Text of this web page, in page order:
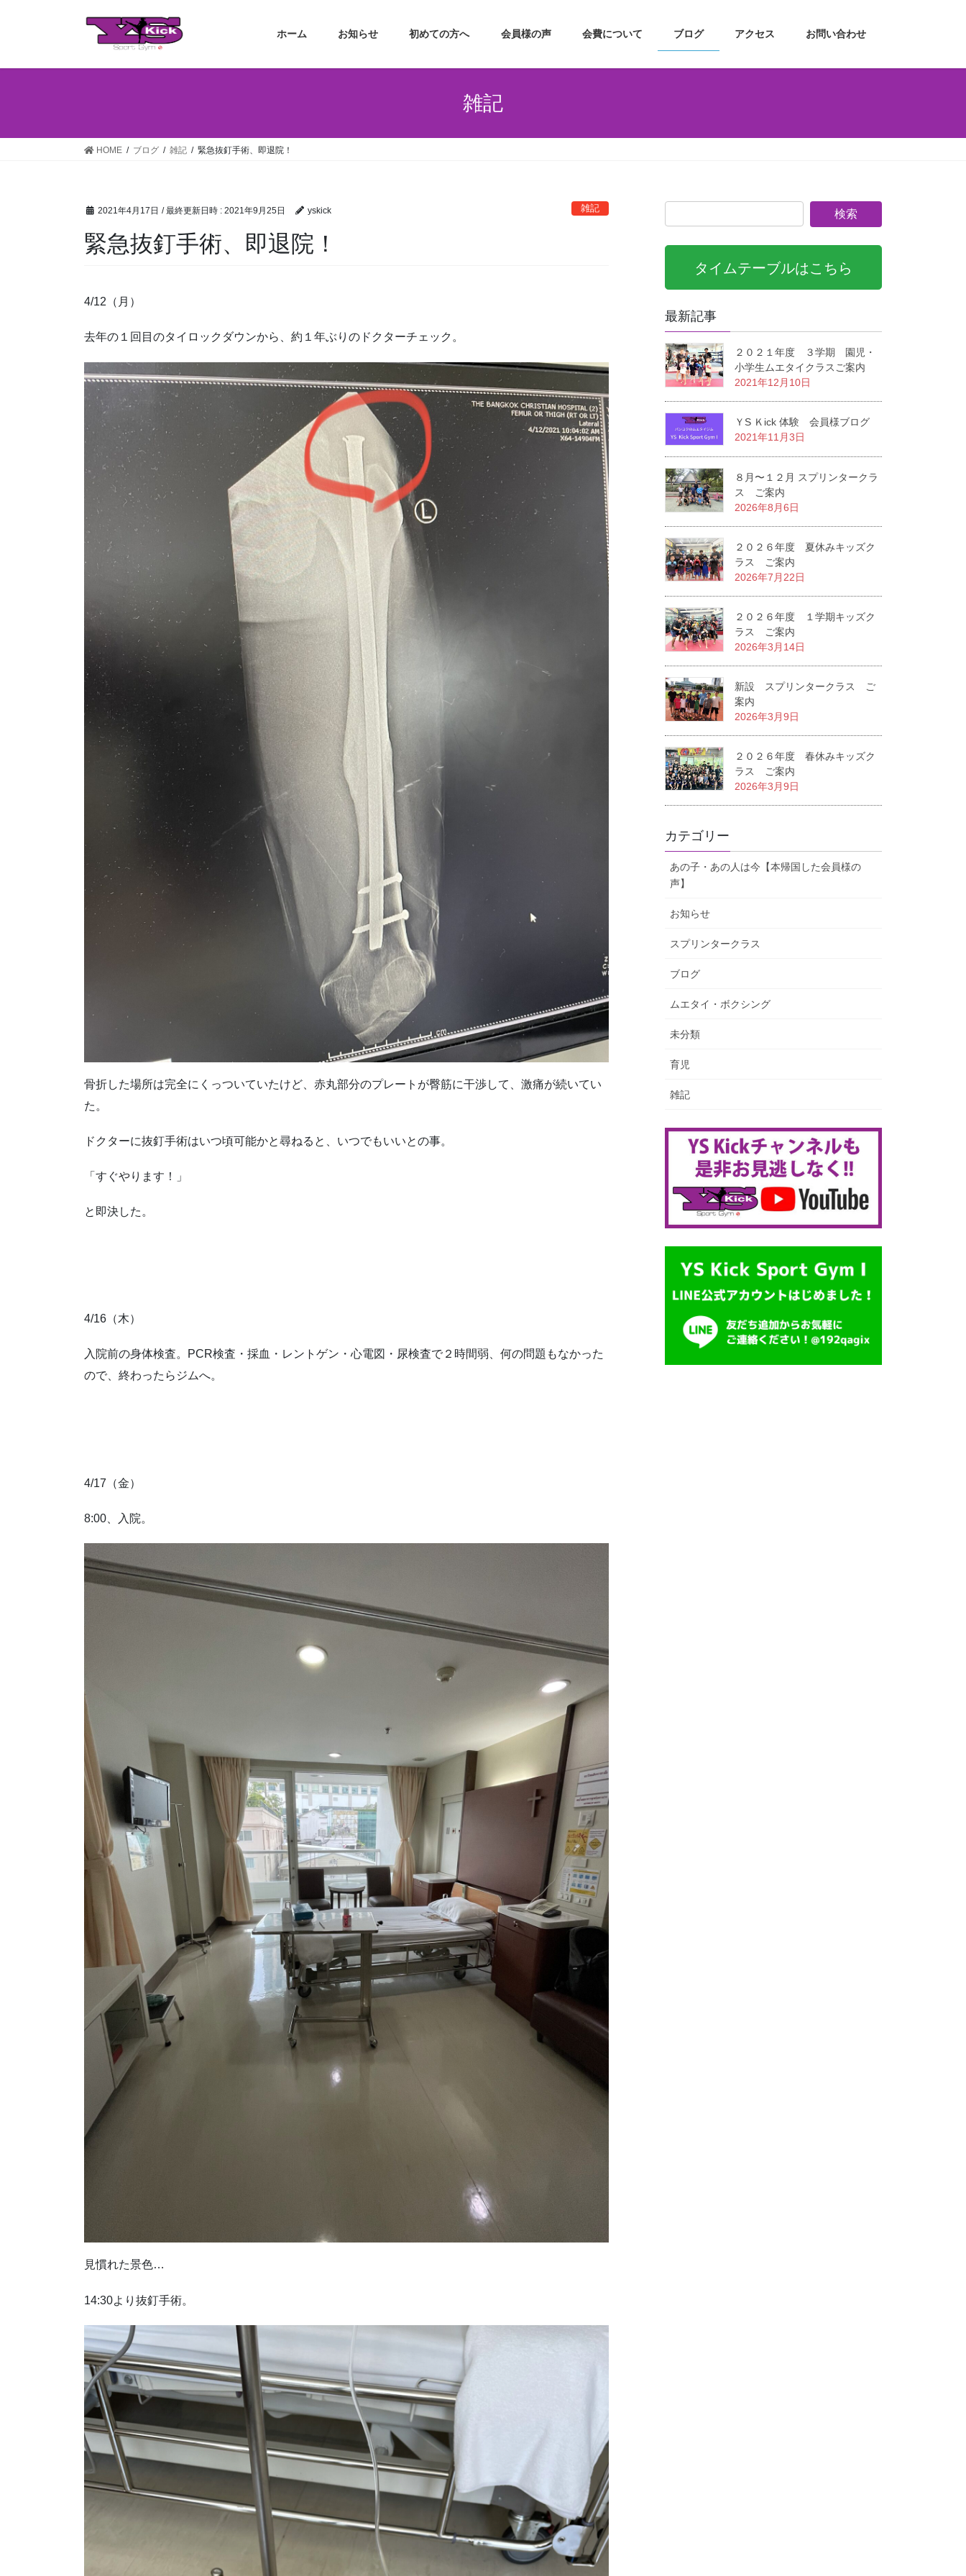
ホーム お知らせ 初めての方へ 会員様の声 会費について ブログ アクセス お問い合わせ
雑記
HOME ブログ 雑記 緊急抜釘手術、即退院！
2021年4月17日 / 最終更新日時 : 2021年9月25日 yskick 雑記
緊急抜釘手術、即退院！
4/12（月）
去年の１回目のタイロックダウンから、約１年ぶりのドクターチェック。
骨折した場所は完全にくっついていたけど、赤丸部分のプレートが臀筋に干渉して、激痛が続いてい
た。
ドクターに抜釘手術はいつ頃可能かと尋ねると、いつでもいいとの事。
「すぐやります！」
と即決した。
4/16（木）
入院前の身体検査。PCR検査・採血・レントゲン・心電図・尿検査で２時間弱、何の問題もなかった
ので、終わったらジムへ。
4/17（金）
8:00、入院。
見慣れた景色…
14:30より抜釘手術。
タイムテーブルはこちら
最新記事
２０２１年度 ３学期 園児・
小学生ムエタイクラスご案内
2021年12月10日
ＹS Ｋick 体験 会員様ブログ
2021年11月3日
８月〜１２月 スプリンタークラ
ス ご案内
2026年8月6日
２０２６年度 夏休みキッズク
ラス ご案内
2026年7月22日
２０２６年度 １学期キッズク
ラス ご案内
2026年3月14日
新設 スプリンタークラス ご
案内
2026年3月9日
２０２６年度 春休みキッズク
ラス ご案内
2026年3月9日
カテゴリー
あの子・あの人は今【本帰国した会員様の
声】
お知らせ
スプリンタークラス
ブログ
ムエタイ・ボクシング
未分類
育児
雑記